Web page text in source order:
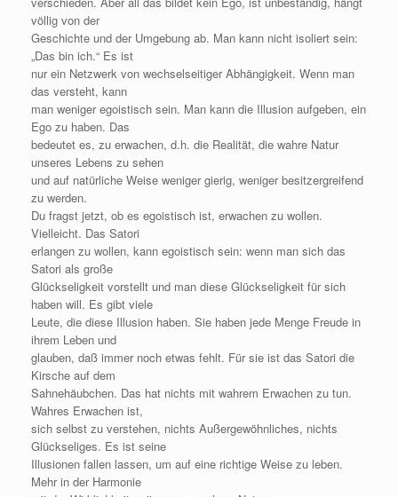
völlig von der
Geschichte und der Umgebung ab. Man kann nicht isoliert sein:
„Das bin ich.“ Es ist
nur ein Netzwerk von wechselseitiger Abhängigkeit. Wenn man
das versteht, kann
man weniger egoistisch sein. Man kann die Illusion aufgeben, ein
Ego zu haben. Das
bedeutet es, zu erwachen, d.h. die Realität, die wahre Natur
unseres Lebens zu sehen
und auf natürliche Weise weniger gierig, weniger besitzergreifend
zu werden.
Du fragst jetzt, ob es egoistisch ist, erwachen zu wollen.
Vielleicht. Das Satori
erlangen zu wollen, kann egoistisch sein: wenn man sich das
Satori als große
Glückseligkeit vorstellt und man diese Glückseligkeit für sich
haben will. Es gibt viele
Leute, die diese Illusion haben. Sie haben jede Menge Freude in
ihrem Leben und
glauben, daß immer noch etwas fehlt. Für sie ist das Satori die
Kirsche auf dem
Sahnehäubchen. Das hat nichts mit wahrem Erwachen zu tun.
Wahres Erwachen ist,
sich selbst zu verstehen, nichts Außergewöhnliches, nichts
Glückseliges. Es ist seine
Illusionen fallen lassen, um auf eine richtige Weise zu leben.
Mehr in der Harmonie